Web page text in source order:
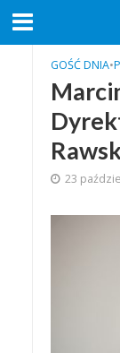
GOŚĆ DNIA•
23